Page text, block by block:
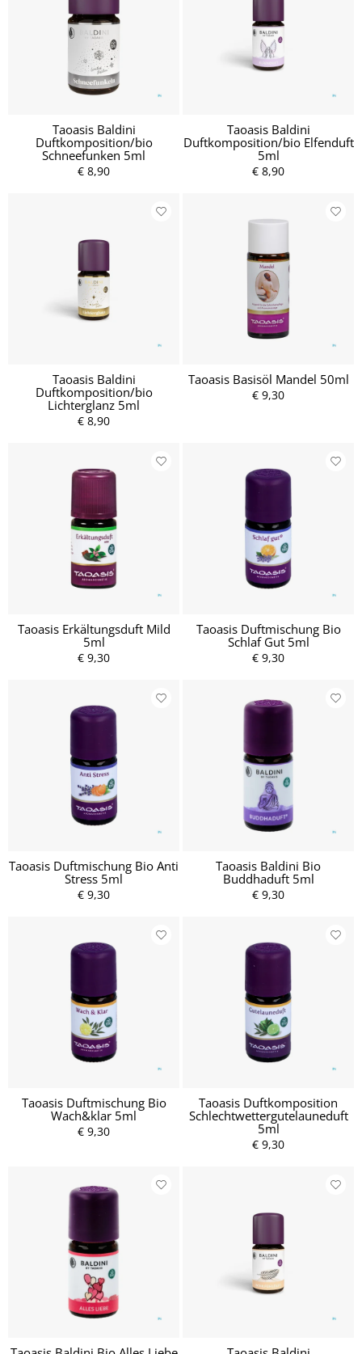
Taoasis Baldini
Duftkomposition/bio
Schneefunken 5ml
€ 8,90
Taoasis Baldini
Duftkomposition/bio Elfenduft
5ml
€ 8,90
Taoasis Baldini
Duftkomposition/bio
Lichterglanz 5ml
€ 8,90
Taoasis Basisöl Mandel 50ml
€ 9,30
Taoasis Erkältungsduft Mild
5ml
€ 9,30
Taoasis Duftmischung Bio
Schlaf Gut 5ml
€ 9,30
Taoasis Duftmischung Bio Anti
Stress 5ml
€ 9,30
Taoasis Baldini Bio
Buddhaduft 5ml
€ 9,30
Taoasis Duftmischung Bio
Wach&klar 5ml
€ 9,30
Taoasis Duftkomposition
Schlechtwettergutelauneduft
5ml
€ 9,30